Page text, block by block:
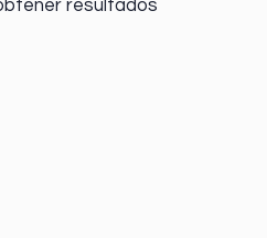
resultados